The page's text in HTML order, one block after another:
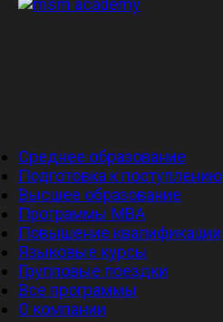
Среднее образование
Подготовка к поступлению
Высшее образование
Программы MBA
Повышение квалификации
Языковые курсы
Групповые поездки
Все программы
О компании